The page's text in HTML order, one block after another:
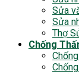
Sửa
Sửa
Thợ
Chống